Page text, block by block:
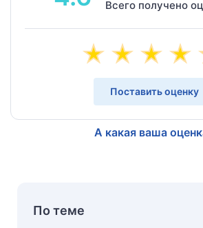
Всего получено
Поставить оценку
А какая ваша
По теме